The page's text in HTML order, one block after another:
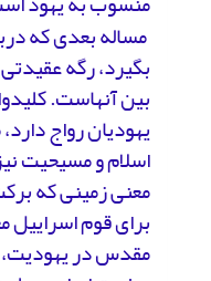
مساله بعدی که
بگیرد، رگه
بین آنهاست.
یهودیان رواج
اسلام و مسیحیت
معنی زمینی که
برای قوم
مقدس در